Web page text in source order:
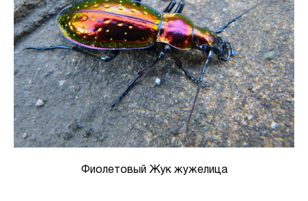
Фиолетовый Жук жужелица